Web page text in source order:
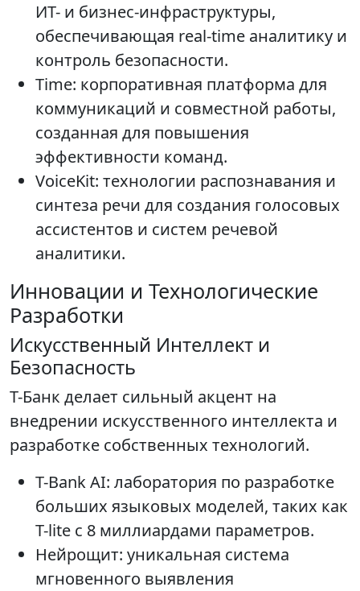
ИТ- и бизнес-инфраструктуры,
обеспечивающая real-time аналитику и
контроль безопасности.
Time: корпоративная платформа для
коммуникаций и совместной работы,
созданная для повышения
эффективности команд.
VoiceKit: технологии распознавания и
синтеза речи для создания голосовых
ассистентов и систем речевой
аналитики.
Инновации и Технологические
Разработки
Искусственный Интеллект и
Безопасность
Т-Банк делает сильный акцент на
внедрении искусственного интеллекта и
разработке собственных технологий.
T-Bank AI: лаборатория по разработке
больших языковых моделей, таких как
T-lite с 8 миллиардами параметров.
Нейрощит: уникальная система
мгновенного выявления